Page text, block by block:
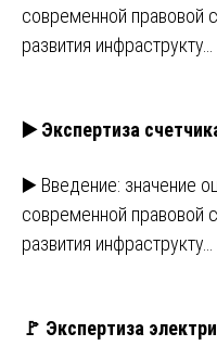
современной правовой
развития инфраструкту…
▶️ Экспертиза
▶️ Введение: значение
современной правовой
развития инфраструкту…
🚩 Экспертиза